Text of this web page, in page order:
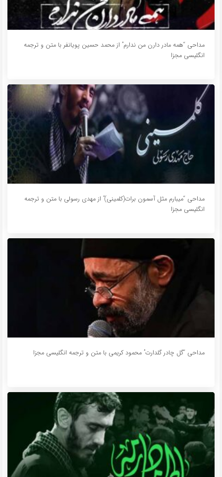
مداحی “همه مادر دارن من ندارم” از محمد حسین پویانفر با متن و ترجمه
انگلیسی مجزا
مداحی “میبارم مثل آسمون برات(کلمینی)” از مهدی رسولی با متن و ترجمه
انگلیسی مجزا
مداحی “گل چادر گلدارت” محمود کریمی با متن و ترجمه انگلیسی مجزا